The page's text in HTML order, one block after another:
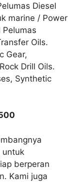
Diesel
marine / Power
Pelumas
Oils.
Gear,
Drill Oils.
Synthetic
untuk
berperan
Kami juga